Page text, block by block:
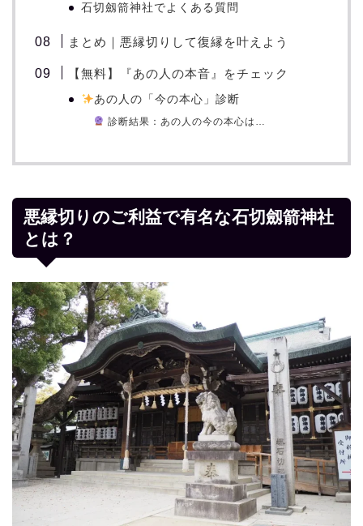
石切劔箭神社でよくある質問
まとめ｜悪縁切りして復縁を叶えよう
【無料】『あの人の本音』をチェック
あの人の「今の本心」診断
診断結果：あの人の今の本心は…
悪縁切りのご利益で有名な石切劔箭神社
とは？